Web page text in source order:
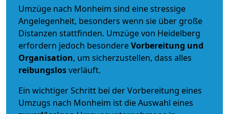
Umzüge nach Monheim sind eine stressige
Angelegenheit, besonders wenn sie über große
Distanzen stattfinden. Umzüge von Heidelberg
erfordern jedoch besondereVorbereitung und
Organisation, um sicherzustellen, dass alles
reibungslosverläuft.
Ein wichtiger Schritt bei der Vorbereitung eines
Umzugs nach Monheim ist die Auswahl eines